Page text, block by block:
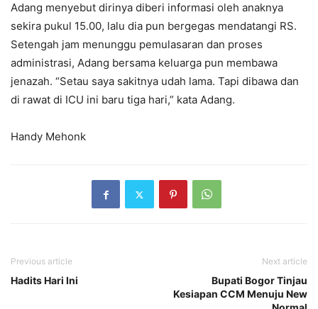
Adang menyebut dirinya diberi informasi oleh anaknya
sekira pukul 15.00, lalu dia pun bergegas mendatangi RS.
Setengah jam menunggu pemulasaran dan proses
administrasi, Adang bersama keluarga pun membawa
jenazah. “Setau saya sakitnya udah lama. Tapi dibawa dan
di rawat di ICU ini baru tiga hari,” kata Adang.
Handy Mehonk
Previous article
Hadits Hari Ini
Next article
Bupati Bogor Tinjau
Kesiapan CCM Menuju New